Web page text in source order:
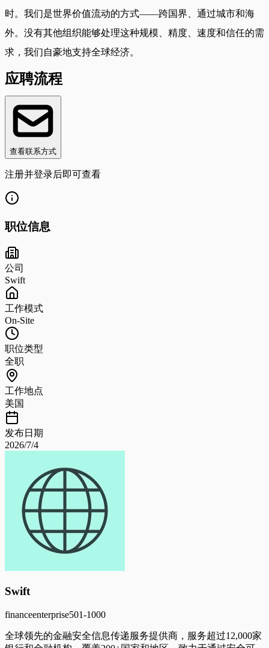
时。我们是世界价值流动的方式——跨国界、通过城市和海
外。没有其他组织能够处理这种规模、精度、速度和信任的需
求，我们自豪地支持全球经济。
应聘流程
查看联系方式
注册并登录后即可查看
职位信息
公司
Swift
工作模式
On-Site
职位类型
全职
工作地点
美国
发布日期
2026/7/4
Swift
financeenterprise501-1000
全球领先的金融安全信息传递服务提供商，服务超过12,000家